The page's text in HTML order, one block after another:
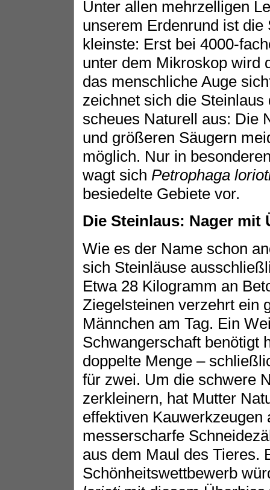
Unter allen mehrzelligen
unserem Erdenrund ist die
kleinste: Erst bei 4000-
unter dem Mikroskop wird
das menschliche Auge
zeichnet sich die
scheues Naturell aus: Die
und größeren Säugern
möglich. Nur in
wagt sich Petrophaga
besiedelte Gebiete vor.
Die Steinlaus: Nager mit
Wie es der Name schon
sich Steinläuse
Etwa 28 Kilogramm an
Ziegelsteinen verzehrt ein
Männchen am Tag. Ein
Schwangerschaft benötigt
doppelte Menge –
für zwei. Um die schwere
zerkleinern, hat Mutter
effektiven Kauwerkzeugen
messerscharfe
aus dem Maul des Tieres.
Schönheitswettbewerb